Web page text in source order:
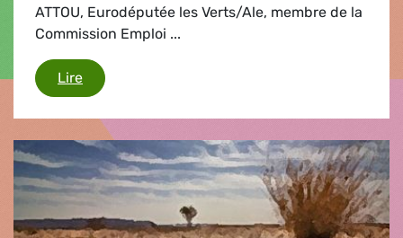
ATTOU, Eurodéputée les Verts/Ale, membre de la
Commission Emploi ...
LireUE- Bangladesh